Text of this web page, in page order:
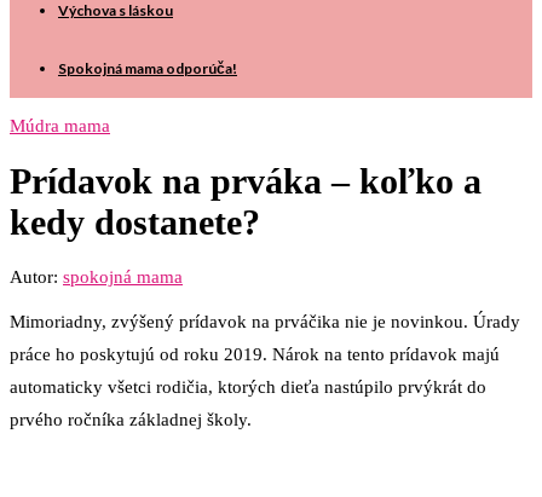
Výchova s láskou
Spokojná mama odporúča!
Múdra mama
Prídavok na prváka – koľko a
kedy dostanete?
Autor: spokojná mama
Mimoriadny, zvýšený prídavok na prváčika nie je novinkou. Úrady
práce ho poskytujú od roku 2019. Nárok na tento prídavok majú
automaticky všetci rodičia, ktorých dieťa nastúpilo prvýkrát do
prvého ročníka základnej školy.